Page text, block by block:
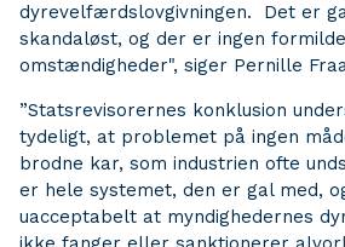
dyrevelfærdslovgivningen. Det er
skandaløst, og der er ingen
omstændigheder", siger Pernille
”Statsrevisorernes konklusion
tydeligt, at problemet på ingen
brodne kar, som industrien ofte
er hele systemet, den er gal med,
uacceptabelt at myndighedernes